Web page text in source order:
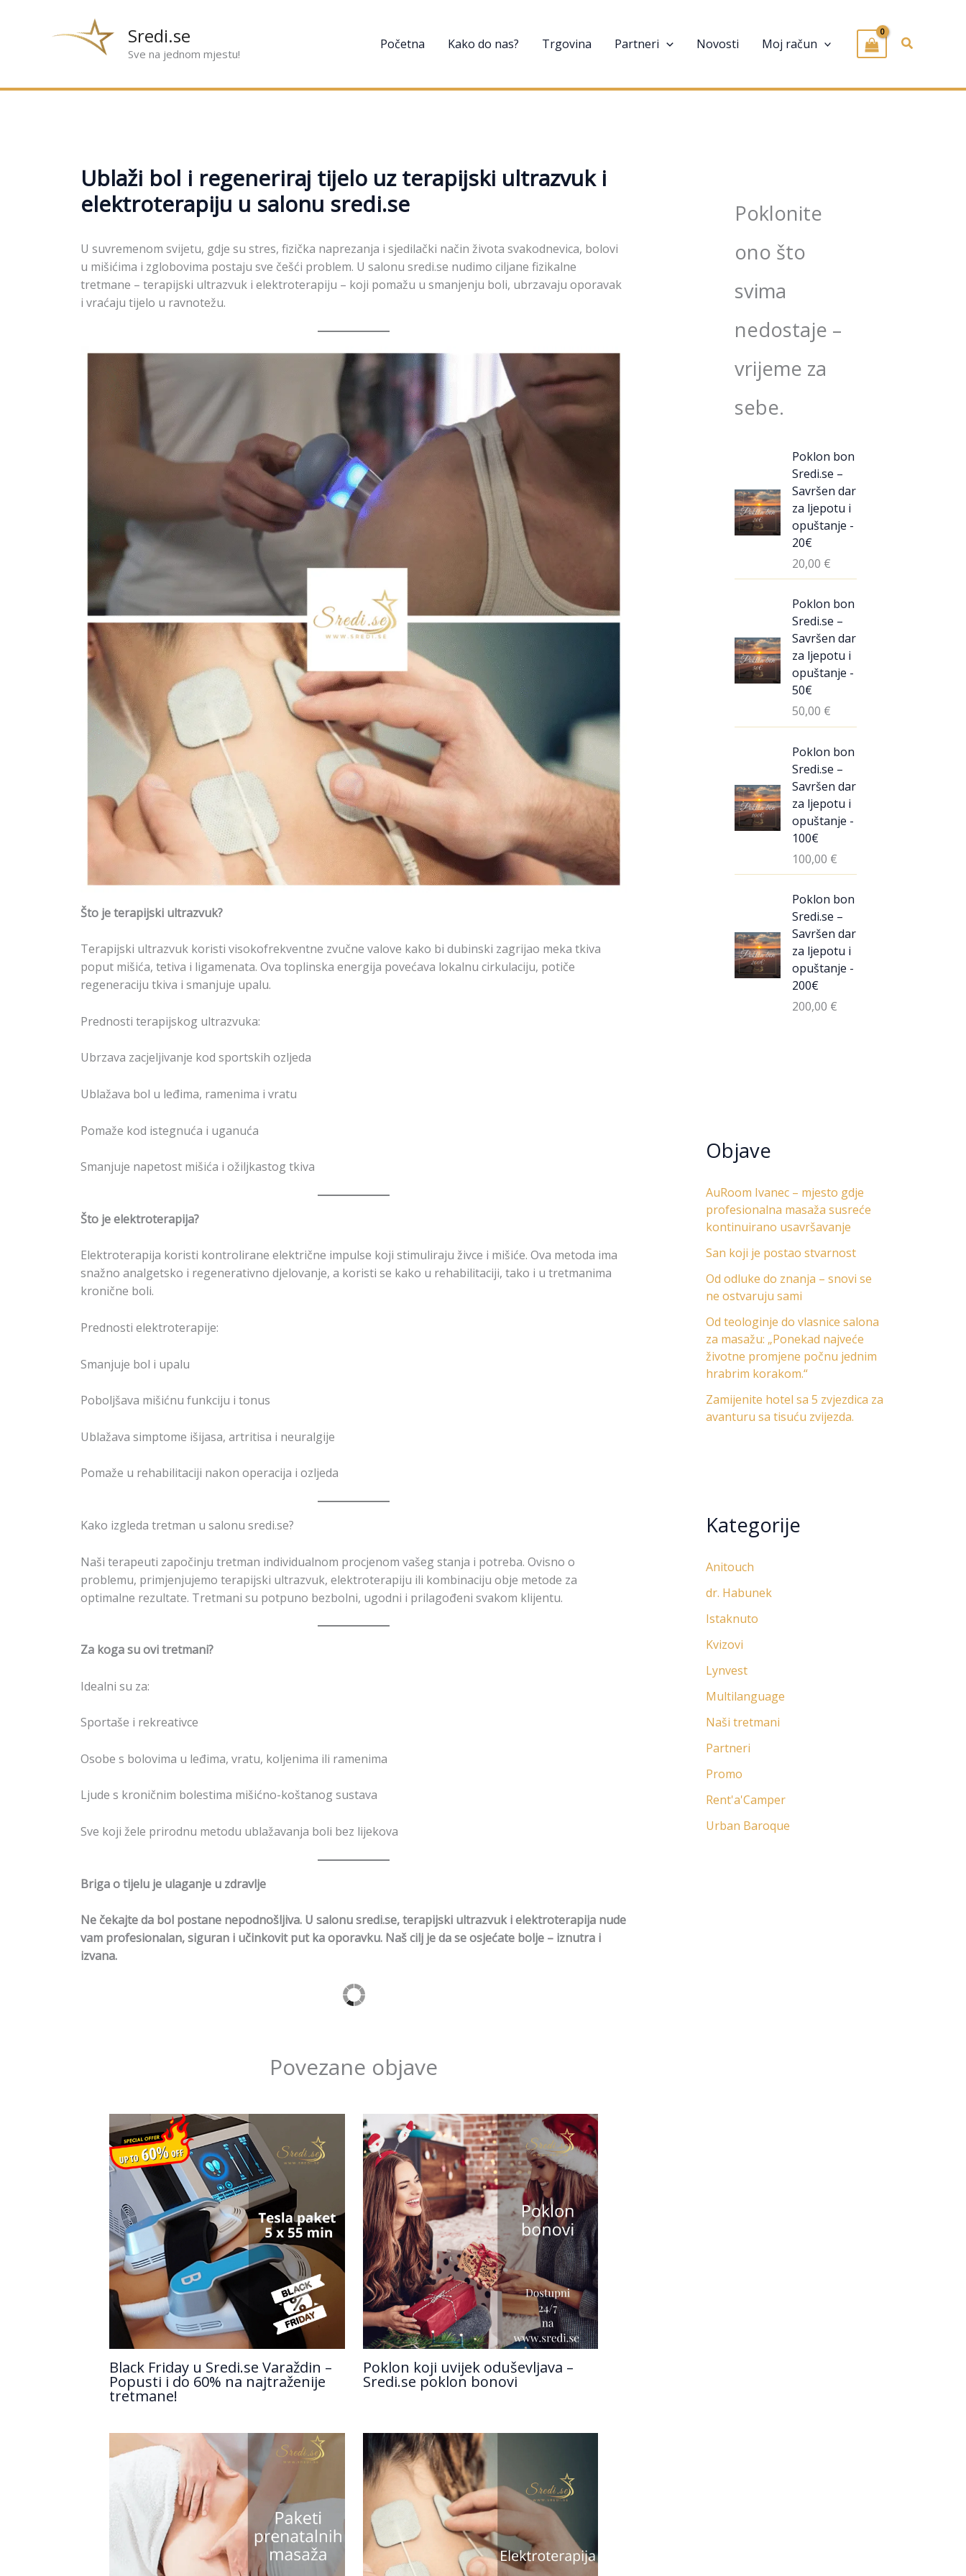
Sredi.se
Sve na jednom mjestu!
Početna Kako do nas? Trgovina Partneri Novosti Moj račun
Ublaži bol i regeneriraj tijelo uz terapijski ultrazvuk i
elektroterapiju u salonu sredi.se
U suvremenom svijetu, gdje su stres, fizička naprezanja i sjedilački način života svakodnevica, bolovi
u mišićima i zglobovima postaju sve češći problem. U salonu sredi.se nudimo ciljane fizikalne
tretmane – terapijski ultrazvuk i elektroterapiju – koji pomažu u smanjenju boli, ubrzavaju oporavak
i vraćaju tijelo u ravnotežu.
Što je terapijski ultrazvuk?
Terapijski ultrazvuk koristi visokofrekventne zvučne valove kako bi dubinski zagrijao meka tkiva
poput mišića, tetiva i ligamenata. Ova toplinska energija povećava lokalnu cirkulaciju, potiče
regeneraciju tkiva i smanjuje upalu.
Prednosti terapijskog ultrazvuka:
Ubrzava zacjeljivanje kod sportskih ozljeda
Ublažava bol u leđima, ramenima i vratu
Pomaže kod istegnuća i uganuća
Smanjuje napetost mišića i ožiljkastog tkiva
Što je elektroterapija?
Elektroterapija koristi kontrolirane električne impulse koji stimuliraju živce i mišiće. Ova metoda ima
snažno analgetsko i regenerativno djelovanje, a koristi se kako u rehabilitaciji, tako i u tretmanima
kronične boli.
Prednosti elektroterapije:
Smanjuje bol i upalu
Poboljšava mišićnu funkciju i tonus
Ublažava simptome išijasa, artritisa i neuralgije
Pomaže u rehabilitaciji nakon operacija i ozljeda
Kako izgleda tretman u salonu sredi.se?
Naši terapeuti započinju tretman individualnom procjenom vašeg stanja i potreba. Ovisno o
problemu, primjenjujemo terapijski ultrazvuk, elektroterapiju ili kombinaciju obje metode za
optimalne rezultate. Tretmani su potpuno bezbolni, ugodni i prilagođeni svakom klijentu.
Za koga su ovi tretmani?
Idealni su za:
Sportaše i rekreativce
Osobe s bolovima u leđima, vratu, koljenima ili ramenima
Ljude s kroničnim bolestima mišićno-koštanog sustava
Sve koji žele prirodnu metodu ublažavanja boli bez lijekova
Briga o tijelu je ulaganje u zdravlje
Ne čekajte da bol postane nepodnošljiva. U salonu sredi.se, terapijski ultrazvuk i elektroterapija nude
vam profesionalan, siguran i učinkovit put ka oporavku. Naš cilj je da se osjećate bolje – iznutra i
izvana.
Povezane objave
Black Friday u Sredi.se Varaždin –
Popusti i do 60% na najtraženije
tretmane!
Poklon koji uvijek oduševljava –
Sredi.se poklon bonovi
Poklonite
ono što
svima
nedostaje –
vrijeme za
sebe.
Poklon bon
Sredi.se –
Savršen dar
za ljepotu i
opuštanje -
20€
20,00 €
Poklon bon
Sredi.se –
Savršen dar
za ljepotu i
opuštanje -
50€
50,00 €
Poklon bon
Sredi.se –
Savršen dar
za ljepotu i
opuštanje -
100€
100,00 €
Poklon bon
Sredi.se –
Savršen dar
za ljepotu i
opuštanje -
200€
200,00 €
Objave
AuRoom Ivanec – mjesto gdje
profesionalna masaža susreće
kontinuirano usavršavanje
San koji je postao stvarnost
Od odluke do znanja – snovi se
ne ostvaruju sami
Od teologinje do vlasnice salona
za masažu: „Ponekad najveće
životne promjene počnu jednim
hrabrim korakom.“
Zamijenite hotel sa 5 zvjezdica za
avanturu sa tisuću zvijezda.
Kategorije
Anitouch
dr. Habunek
Istaknuto
Kvizovi
Lynvest
Multilanguage
Naši tretmani
Partneri
Promo
Rent'a'Camper
Urban Baroque